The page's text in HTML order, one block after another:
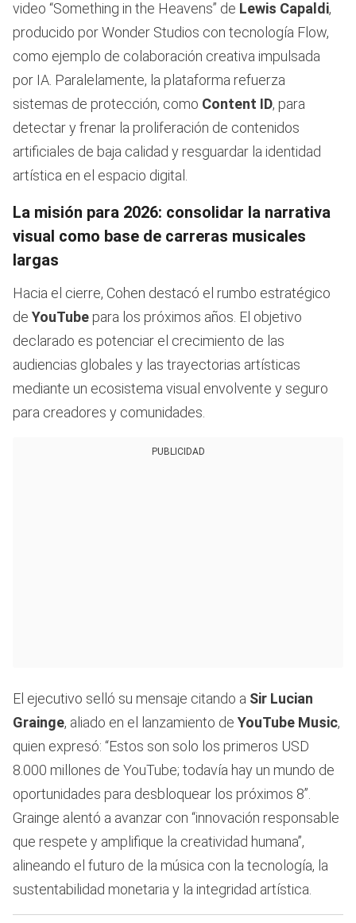
video “Something in the Heavens” de Lewis Capaldi,
producido por Wonder Studios con tecnología Flow,
como ejemplo de colaboración creativa impulsada
por IA. Paralelamente, la plataforma refuerza
sistemas de protección, como Content ID, para
detectar y frenar la proliferación de contenidos
artificiales de baja calidad y resguardar la identidad
artística en el espacio digital.
La misión para 2026: consolidar la narrativa
visual como base de carreras musicales
largas
Hacia el cierre, Cohen destacó el rumbo estratégico
de YouTube para los próximos años. El objetivo
declarado es potenciar el crecimiento de las
audiencias globales y las trayectorias artísticas
mediante un ecosistema visual envolvente y seguro
para creadores y comunidades.
PUBLICIDAD
El ejecutivo selló su mensaje citando a Sir Lucian
Grainge, aliado en el lanzamiento de YouTube Music,
quien expresó: “Estos son solo los primeros USD
8.000 millones de YouTube; todavía hay un mundo de
oportunidades para desbloquear los próximos 8”.
Grainge alentó a avanzar con “innovación responsable
que respete y amplifique la creatividad humana”,
alineando el futuro de la música con la tecnología, la
sustentabilidad monetaria y la integridad artística.